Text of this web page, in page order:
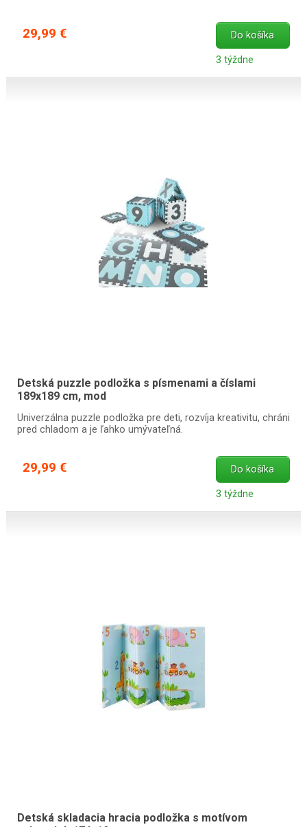
29,99 € Do košíka
3 týždne
Detská puzzle podložka s písmenami a číslami
189x189 cm, mod
Univerzálna puzzle podložka pre deti, rozvíja kreativitu, chráni
pred chladom a je ľahko umývateľná.
29,99 € Do košíka
3 týždne
Detská skladacia hracia podložka s motívom